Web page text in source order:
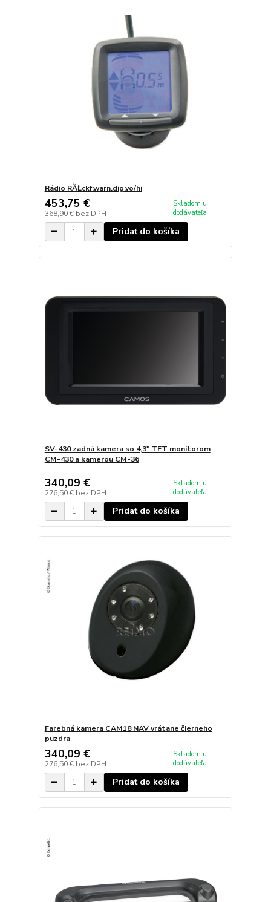
Rádio RĂĽckf.warn.dig.vo/hi
453,75 €
368,90 € bez DPH
Skladom u
dodávateľa
Pridať do košíka
SV-430 zadná kamera so 4,3" TFT monitorom
CM-430 a kamerou CM-36
340,09 €
276,50 € bez DPH
Skladom u
dodávateľa
Pridať do košíka
Farebná kamera CAM18 NAV vrátane čierneho
puzdra
340,09 €
276,50 € bez DPH
Skladom u
dodávateľa
Pridať do košíka